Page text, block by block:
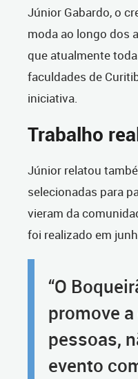
Júnior Gabardo, o
moda ao longo dos
que atualmente
faculdades de
iniciativa.
Trabalho
Júnior relatou
selecionadas para
vieram da
foi realizado em
“O
promove
pessoas,
evento